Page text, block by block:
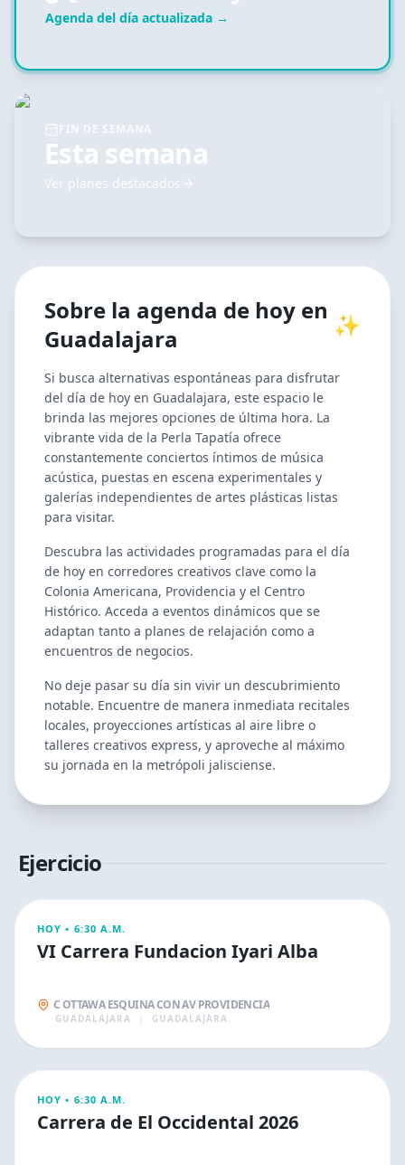
Agenda del día actualizada →
Esta semana
Ver planes destacados
Sobre la agenda de hoy en
Guadalajara
✨
Si busca alternativas espontáneas para disfrutar
del día de hoy en Guadalajara, este espacio le
brinda las mejores opciones de última hora. La
vibrante vida de la Perla Tapatía ofrece
constantemente conciertos íntimos de música
acústica, puestas en escena experimentales y
galerías independientes de artes plásticas listas
para visitar.
Descubra las actividades programadas para el día
de hoy en corredores creativos clave como la
Colonia Americana, Providencia y el Centro
Histórico. Acceda a eventos dinámicos que se
adaptan tanto a planes de relajación como a
encuentros de negocios.
No deje pasar su día sin vivir un descubrimiento
notable. Encuentre de manera inmediata recitales
locales, proyecciones artísticas al aire libre o
talleres creativos express, y aproveche al máximo
su jornada en la metrópoli jalisciense.
Ejercicio
EJERCICIO
HOY • 6:30 A.M.
VI Carrera Fundacion Iyari Alba
C OTTAWA ESQUINA CON AV PROVIDENCIA
GUADALAJARA GUADALAJARA
EJERCICIO
HOY • 6:30 A.M.
Carrera de El Occidental 2026